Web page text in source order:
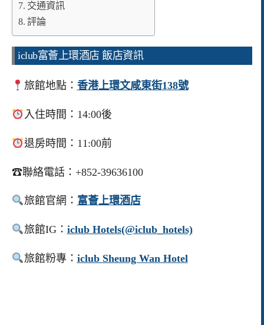
交通資訊
評論
iclub富薈上環酒店 飯店資訊
旅館地點： 香港上環文咸東街138號
入住時間：14:00後
退房時間：11:00前
☎聯絡電話：+852-39636100
旅館官網： 富薈上環酒店
旅館IG： iclub Hotels(@iclub_hotels)
旅館粉專： iclub Sheung Wan Hotel